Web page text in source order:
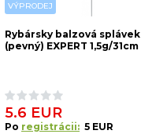
VÝPRODEJ
Rybársky balzová splávek
(pevný) EXPERT 1,5g/31cm
5.6 EUR
Po registrácii: 5 EUR